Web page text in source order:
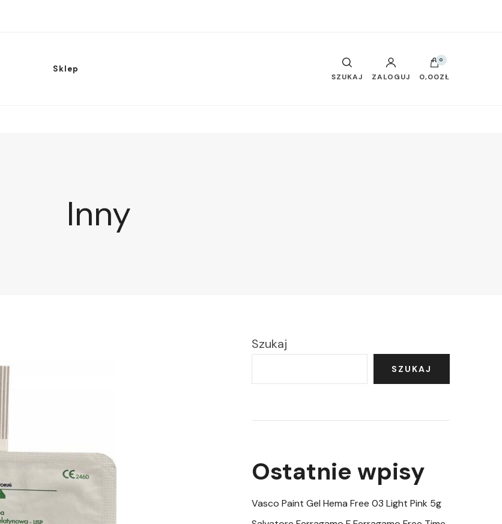
Sklep
SZUKAJ ZALOGUJ
0
0,00ZŁ
Inny
Szukaj
SZUKAJ
Ostatnie wpisy
Vasco Paint Gel Hema Free 03 Light Pink 5g